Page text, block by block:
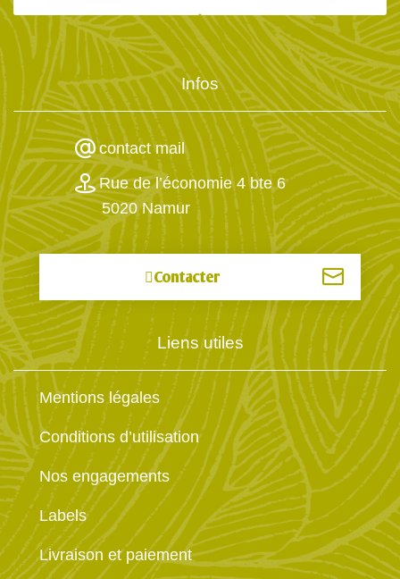
Infos
contact mail
Rue de l’économie 4 bte 6
5020 Namur
Contacter
Liens utiles
Mentions légales
Conditions d’utilisation
Nos engagements
Labels
Livraison et paiement